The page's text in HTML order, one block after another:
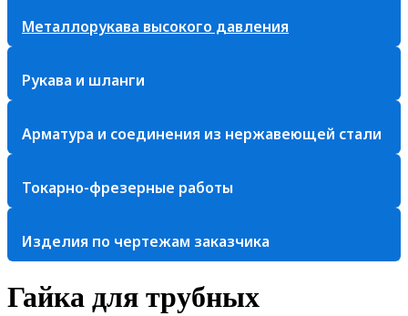
Металлорукава высокого давления
Рукава и шланги
Арматура и соединения из нержавеющей стали
Токарно-фрезерные работы
Изделия по чертежам заказчика
Гайка для трубных